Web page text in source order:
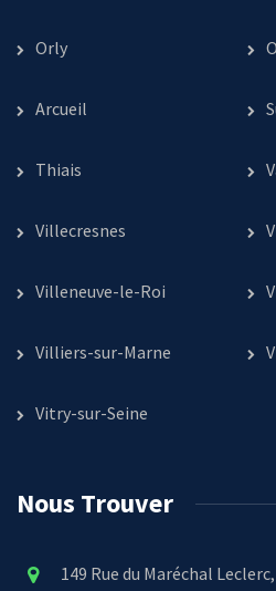
Orly
Arcueil
Thiais
Villecresnes
Villeneuve-le-Roi
Villiers-sur-Marne
Vitry-sur-Seine
Nous Trouver
149 Rue du Maréchal